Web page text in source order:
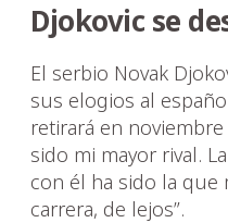
Djokovic se
El serbio Novak
sus elogios al
retirará en noviembre
sido mi mayor rival.
con él ha sido la que
carrera, de lejos”.